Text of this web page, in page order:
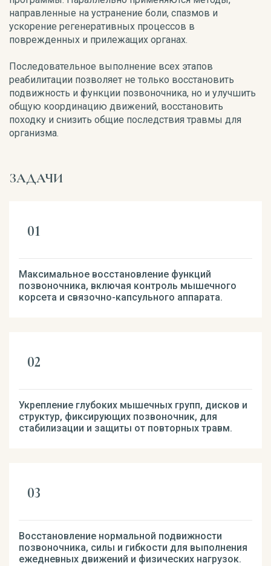
направленные на устранение боли, спазмов и
ускорение регенеративных процессов в
поврежденных и прилежащих органах.
Последовательное выполнение всех этапов
реабилитации позволяет не только восстановить
подвижность и функции позвоночника, но и улучшить
общую координацию движений, восстановить
походку и снизить общие последствия травмы для
организма.
ЗАДАЧИ
Максимальное восстановление функций
позвоночника, включая контроль мышечного
корсета и связочно-капсульного аппарата.
Укрепление глубоких мышечных групп, дисков и
структур, фиксирующих позвоночник, для
стабилизации и защиты от повторных травм.
Восстановление нормальной подвижности
позвоночника, силы и гибкости для выполнения
ежедневных движений и физических нагрузок.